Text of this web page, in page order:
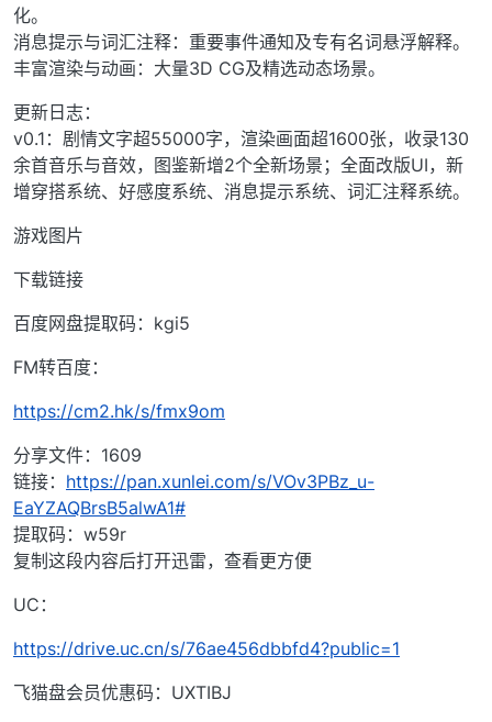
化。
消息提示与词汇注释：重要事件通知及专有名词悬浮解释。
丰富渲染与动画：大量3D CG及精选动态场景。
更新日志：
v0.1：剧情文字超55000字，渲染画面超1600张，收录130
余首音乐与音效，图鉴新增2个全新场景；全面改版UI，新
增穿搭系统、好感度系统、消息提示系统、词汇注释系统。
游戏图片
下载链接
百度网盘提取码：kgi5
FM转百度：
https://cm2.hk/s/fmx9om
分享文件：1609
链接： https://pan.xunlei.com/s/VOv3PBz_u-
EaYZAQBrsB5alwA1#
提取码：w59r
复制这段内容后打开迅雷，查看更方便
UC：
https://drive.uc.cn/s/76ae456dbbfd4?public=1
飞猫盘会员优惠码：UXTIBJ